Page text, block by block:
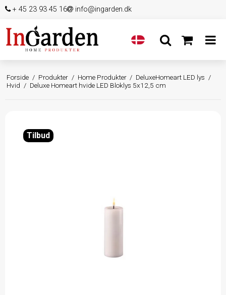
+ 45 23 93 45 16 info@ingarden.dk
Forside / Produkter / Home Produkter / DeluxeHomeart LED lys /
Hvid / Deluxe Homeart hvide LED Bloklys 5x12,5 cm
Tilbud